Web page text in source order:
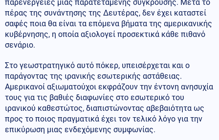
παρενέργειες μιας παρατεταμένης σύγκρουσης. Μετά το
πέρας της συνάντησης της Δευτέρας, δεν έχει καταστεί
σαφές ποια θα είναι τα επόμενα βήματα της αμερικανικής
κυβέρνησης, η οποία αξιολογεί προσεκτικά κάθε πιθανό
σενάριο.
Στο γεωστρατηγικό αυτό πόκερ, υπεισέρχεται και ο
παράγοντας της ιρανικής εσωτερικής αστάθειας.
Αμερικανοί αξιωματούχοι εκφράζουν την έντονη ανησυχία
τους για τις βαθιές διαφωνίες στο εσωτερικό του
ιρανικού καθεστώτος, διαπιστώνοντας αβεβαιότητα ως
προς το ποιος πραγματικά έχει τον τελικό λόγο για την
επικύρωση μιας ενδεχόμενης συμφωνίας.